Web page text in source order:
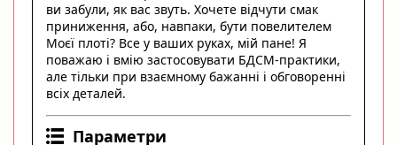
ви забули, як вас звуть. Хочете відчути смак
приниження, або, навпаки, бути повелителем
Моєї плоті? Все у ваших руках, мій пане! Я
поважаю і вмію застосовувати БДСМ-практики,
але тільки при взаємному бажанні і обговоренні
всіх деталей.
Параметри